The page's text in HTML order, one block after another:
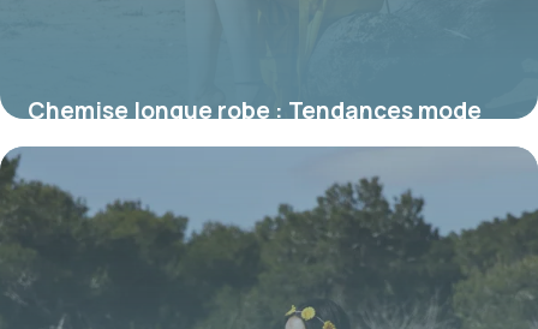
Chemise longue robe : Tendances mode
2026
15 juin 2026